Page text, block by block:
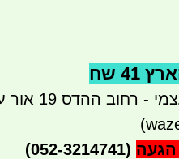
שח
ההדס 19 אור עקיבא
(052-3214741)